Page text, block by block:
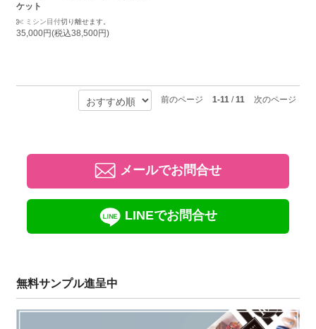
ケット
ミシン目付切り離せます。
35,000円(税込38,500円)
前のページ 1-11/11 次のページ
メールでお問合せ
LINEでお問合せ
無料サンプル進呈中